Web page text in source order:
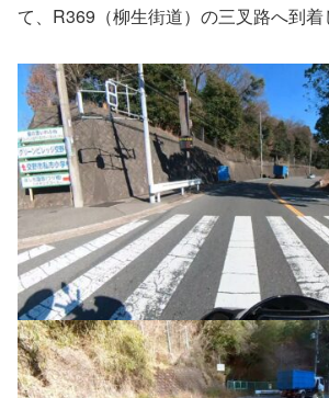
て、R369（柳生街道）の三叉路へ到着